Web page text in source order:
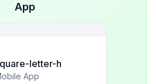
App
letter-h
App